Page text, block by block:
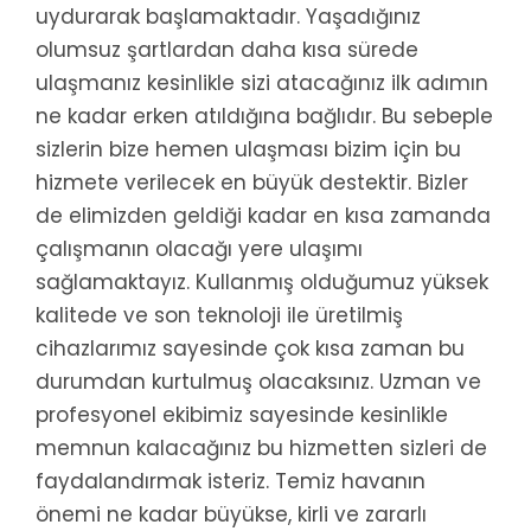
uydurarak başlamaktadır. Yaşadığınız
olumsuz şartlardan daha kısa sürede
ulaşmanız kesinlikle sizi atacağınız ilk adımın
ne kadar erken atıldığına bağlıdır. Bu sebeple
sizlerin bize hemen ulaşması bizim için bu
hizmete verilecek en büyük destektir. Bizler
de elimizden geldiği kadar en kısa zamanda
çalışmanın olacağı yere ulaşımı
sağlamaktayız. Kullanmış olduğumuz yüksek
kalitede ve son teknoloji ile üretilmiş
cihazlarımız sayesinde çok kısa zaman bu
durumdan kurtulmuş olacaksınız. Uzman ve
profesyonel ekibimiz sayesinde kesinlikle
memnun kalacağınız bu hizmetten sizleri de
faydalandırmak isteriz. Temiz havanın
önemi ne kadar büyükse, kirli ve zararlı